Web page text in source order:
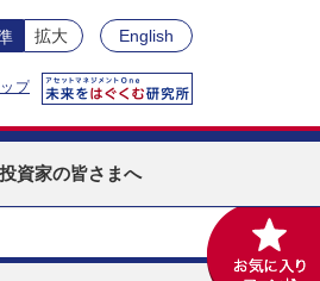
拡大 English
プ
資家の皆さまへ